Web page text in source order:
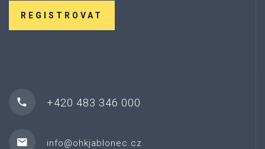
REGISTROVAT
+420 483 346 000
info@ohkjablonec.cz